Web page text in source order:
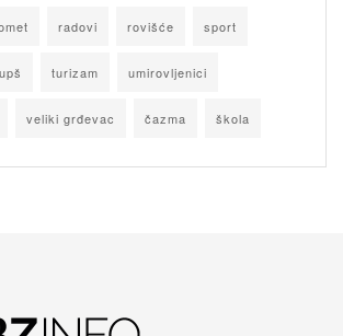
radovi rovišće sport
turizam umirovljenici
veliki grđevac čazma škola